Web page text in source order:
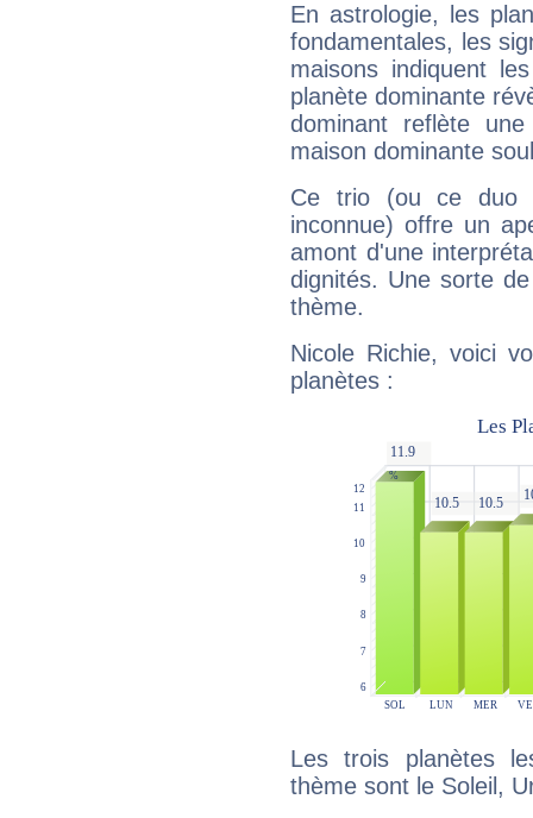
En astrologie, les
fondamentales, les
maisons indiquent
planète dominante
dominant reflète
maison dominante
Ce trio (ou ce duo
inconnue) offre un
amont d'une
dignités. Une sorte
thème.
Nicole Richie, voici
planètes :
Les trois planètes
thème sont le Soleil,